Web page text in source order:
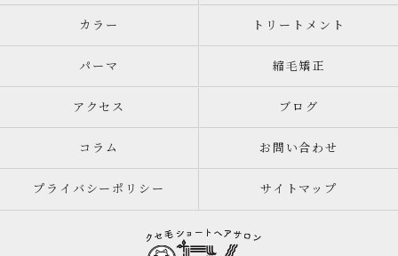
カラー トリートメント
パーマ 縮毛矯正
アクセス ブログ
コラム お問い合わせ
プライバシーポリシー サイトマップ